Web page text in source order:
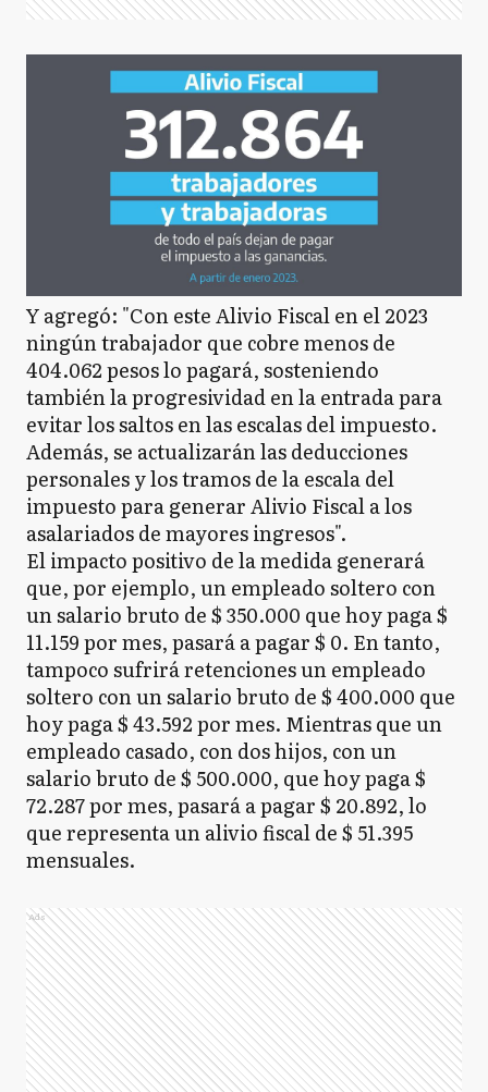
Y agregó: "Con este Alivio Fiscal en el 2023
ningún trabajador que cobre menos de
404.062 pesos lo pagará, sosteniendo
también la progresividad en la entrada para
evitar los saltos en las escalas del impuesto.
Además, se actualizarán las deducciones
personales y los tramos de la escala del
impuesto para generar Alivio Fiscal a los
asalariados de mayores ingresos".
El impacto positivo de la medida generará
que, por ejemplo, un empleado soltero con
un salario bruto de $ 350.000 que hoy paga $
11.159 por mes, pasará a pagar $ 0. En tanto,
tampoco sufrirá retenciones un empleado
soltero con un salario bruto de $ 400.000 que
hoy paga $ 43.592 por mes. Mientras que un
empleado casado, con dos hijos, con un
salario bruto de $ 500.000, que hoy paga $
72.287 por mes, pasará a pagar $ 20.892, lo
que representa un alivio fiscal de $ 51.395
mensuales.
Ads